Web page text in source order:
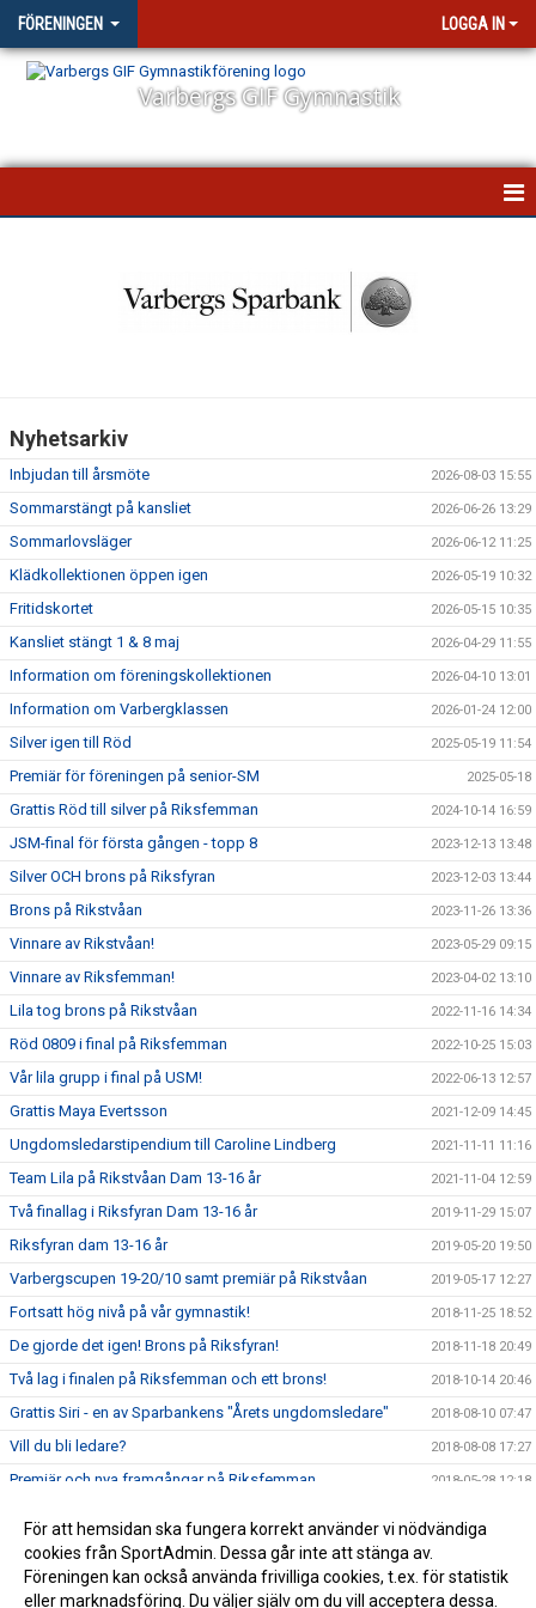
FÖRENINGEN LOGGA IN
Varbergs GIF Gymnastik
FÖRSÄKRING
FÖRÄLDRAENGAGEMANG
SPONSRING
FÖRENINGSKLÄDER
KONTAKTA OSS
Nyhetsarkiv
Inbjudan till årsmöte 2026-08-03 15:55
Sommarstängt på kansliet 2026-06-26 13:29
Sommarlovsläger 2026-06-12 11:25
Klädkollektionen öppen igen 2026-05-19 10:32
Fritidskortet 2026-05-15 10:35
Kansliet stängt 1 & 8 maj 2026-04-29 11:55
Information om föreningskollektionen 2026-04-10 13:01
Information om Varbergklassen 2026-01-24 12:00
Silver igen till Röd 2025-05-19 11:54
Premiär för föreningen på senior-SM 2025-05-18
Grattis Röd till silver på Riksfemman 2024-10-14 16:59
JSM-final för första gången - topp 8 2023-12-13 13:48
Silver OCH brons på Riksfyran 2023-12-03 13:44
Brons på Rikstvåan 2023-11-26 13:36
Vinnare av Rikstvåan! 2023-05-29 09:15
Vinnare av Riksfemman! 2023-04-02 13:10
Lila tog brons på Rikstvåan 2022-11-16 14:34
Röd 0809 i final på Riksfemman 2022-10-25 15:03
Vår lila grupp i final på USM! 2022-06-13 12:57
Grattis Maya Evertsson 2021-12-09 14:45
Ungdomsledarstipendium till Caroline Lindberg 2021-11-11 11:16
Team Lila på Rikstvåan Dam 13-16 år 2021-11-04 12:59
Två finallag i Riksfyran Dam 13-16 år 2019-11-29 15:07
Riksfyran dam 13-16 år 2019-05-20 19:50
Varbergscupen 19-20/10 samt premiär på Rikstvåan 2019-05-17 12:27
Fortsatt hög nivå på vår gymnastik! 2018-11-25 18:52
De gjorde det igen! Brons på Riksfyran! 2018-11-18 20:49
Två lag i finalen på Riksfemman och ett brons! 2018-10-14 20:46
Grattis Siri - en av Sparbankens "Årets ungdomsledare" 2018-08-10 07:47
Vill du bli ledare? 2018-08-08 17:27
Premiär och nya framgångar på Riksfemman 2018-05-28 12:18
Föreningens första medalj på nationellt mästerskap
För att hemsidan ska fungera korrekt använder vi nödvändiga
cookies från SportAdmin. Dessa går inte att stänga av.
Föreningen kan också använda frivilliga cookies, t.ex. för statistik
eller marknadsföring. Du väljer själv om du vill acceptera dessa.